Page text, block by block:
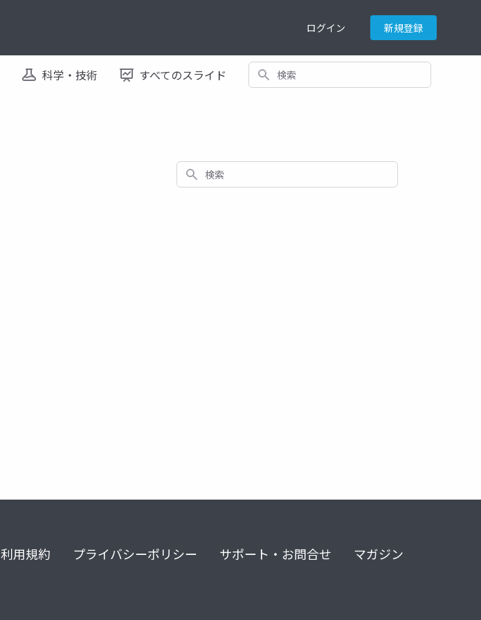
ログイン 新規登録
科学・技術 すべてのスライド 検索
検索
利用規約 プライバシーポリシー サポート・お問合せ マガジン